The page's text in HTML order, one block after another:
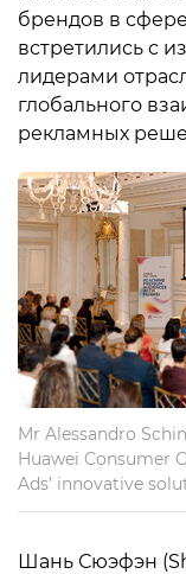
брендов в
встретились с
лидерами
глобального
рекламных
Mr Alessandro
Huawei Consumer
Ads’ innovative
Шань Сюэфэн